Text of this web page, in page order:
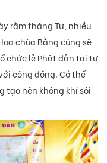
rằm tháng Tư, nhiều
chùa Bằng cũng sẽ
chức lễ Phật đản tại tư
cộng đồng. Có thể
tạo nên không khí sôi